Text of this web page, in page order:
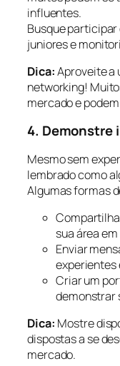
influentes.
Busque
juniores e
Dica:Aproveite a
networking!
mercado e
4. Demonstre
Mesmo sem
lembrado como
Algumas formas
sua área
Enviar
experientes
Criar um
demonstrar
Dica: Mostre
dispostas a se
mercado.